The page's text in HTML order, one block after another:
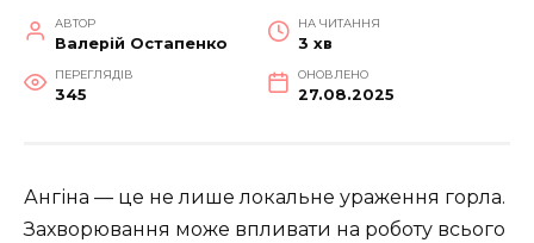
АВТОР
Валерій Остапенко
НА ЧИТАННЯ
3 хв
ПЕРЕГЛЯДІВ
345
ОНОВЛЕНО
27.08.2025
Ангіна — це не лише локальне ураження горла.
Захворювання може впливати на роботу всього